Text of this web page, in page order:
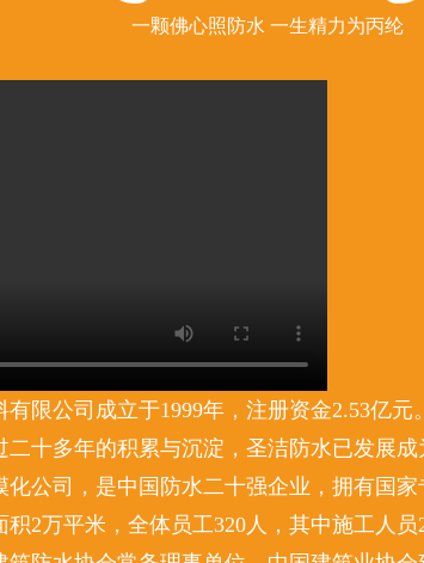
一颗佛心照防水 一生精力为丙纶
限公司成立于1999年，注册资金2.53亿
十多年的积累与沉淀，圣洁防水已发展成
化公司，是中国防水二十强企业，拥有国
2万平米，全体员工320人，其中施工人